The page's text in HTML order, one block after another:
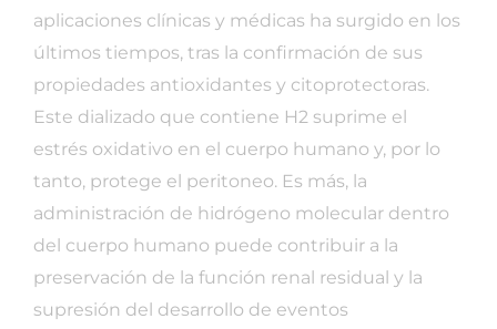
aplicaciones clínicas y médicas ha surgido en los
últimos tiempos, tras la confirmación de sus
propiedades antioxidantes y citoprotectoras.
Este dializado que contiene H2 suprime el
estrés oxidativo en el cuerpo humano y, por lo
tanto, protege el peritoneo. Es más, la
administración de hidrógeno molecular dentro
del cuerpo humano puede contribuir a la
preservación de la función renal residual y la
supresión del desarrollo de eventos